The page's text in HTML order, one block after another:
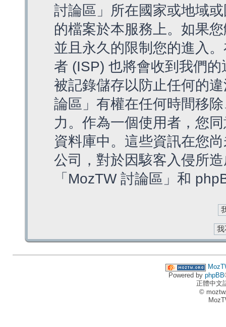
討論區」所在國家或地域
的檔案於本服務上。如果
並且永久的限制您的進入
者 (ISP) 也將會收到我們
被記錄儲存以防止任何的
論區」有權在任何時間移
力。作為一個使用者，您
資料庫中。這些資訊在您
公司，對於因駭客入侵所
「MozTW 討論區」和
Powered by phpBB
正體中文
©